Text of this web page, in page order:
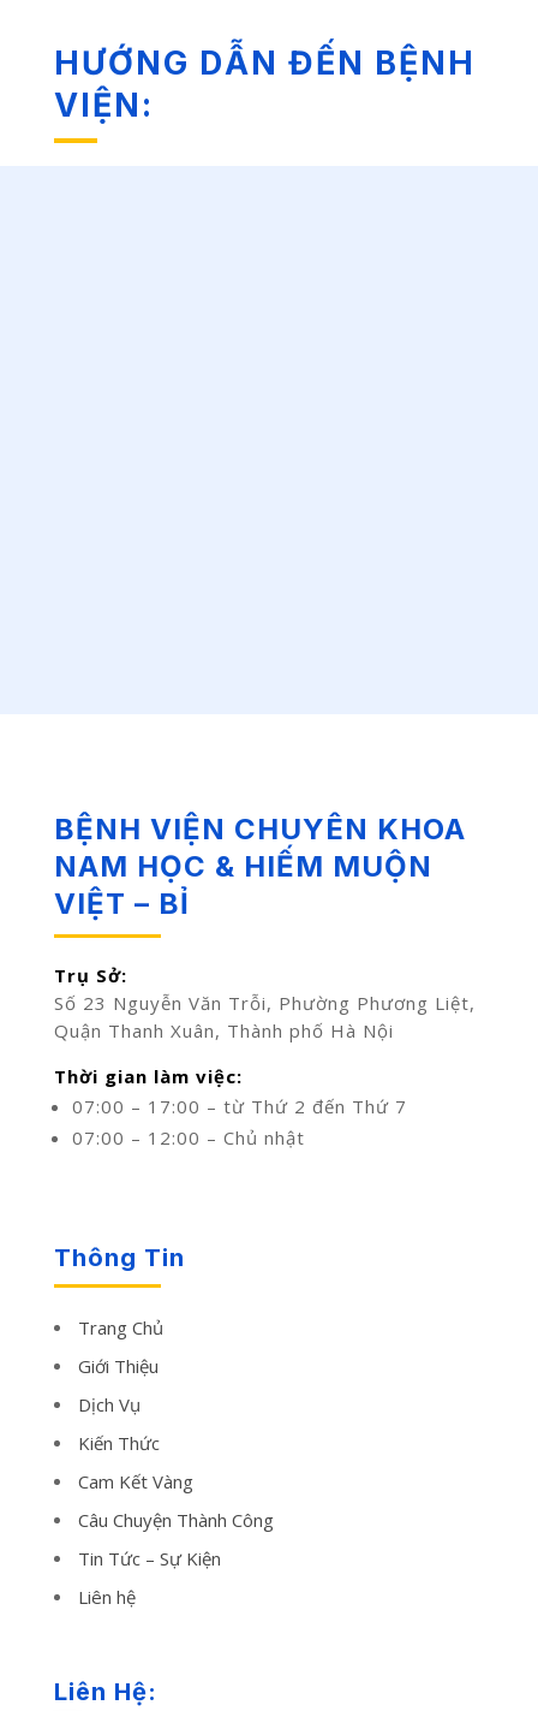
HƯỚNG DẪN ĐẾN BỆNH
VIỆN:
BỆNH VIỆN CHUYÊN KHOA
NAM HỌC & HIẾM MUỘN
VIỆT – BỈ
Trụ Sở:
Số 23 Nguyễn Văn Trỗi, Phường Phương Liệt,
Quận Thanh Xuân, Thành phố Hà Nội
Thời gian làm việc:
07:00 – 17:00 – từ Thứ 2 đến Thứ 7
07:00 – 12:00 – Chủ nhật
Thông Tin
Trang Chủ
Giới Thiệu
Dịch Vụ
Kiến Thức
Cam Kết Vàng
Câu Chuyện Thành Công
Tin Tức – Sự Kiện
Liên hệ
Liên Hệ: